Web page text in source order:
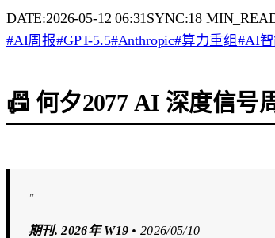
DATE:2026-05-12 06:31 SYNC:18
#AI周报#GPT-5.5#Anthropic#算力重组#AI
📠 何夕2077 AI 深度信号
"
期刊. 2026年 W19 • 2026/05/10